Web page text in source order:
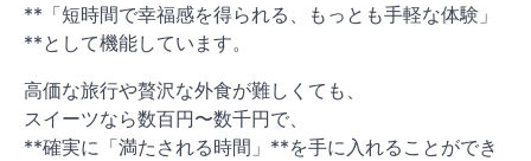
**「短時間で幸福感を得られる、もっとも手軽な体験」
**として機能しています。
高価な旅行や贅沢な外食が難しくても、
スイーツなら数百円〜数千円で、
**確実に「満たされる時間」**を手に入れることができ